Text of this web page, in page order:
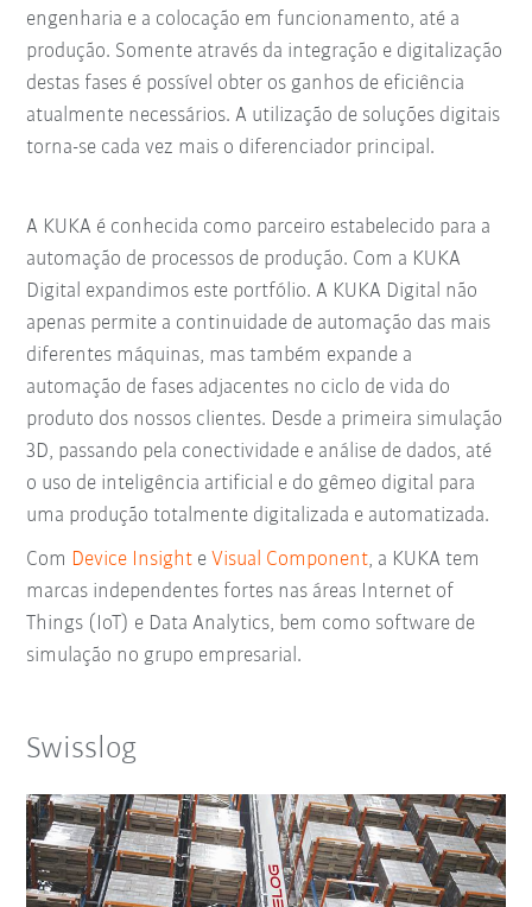
engenharia e a colocação em funcionamento, até a
produção. Somente através da integração e digitalização
destas fases é possível obter os ganhos de eficiência
atualmente necessários. A utilização de soluções digitais
torna-se cada vez mais o diferenciador principal.
A KUKA é conhecida como parceiro estabelecido para a
automação de processos de produção. Com a KUKA
Digital expandimos este portfólio. A KUKA Digital não
apenas permite a continuidade de automação das mais
diferentes máquinas, mas também expande a
automação de fases adjacentes no ciclo de vida do
produto dos nossos clientes. Desde a primeira simulação
3D, passando pela conectividade e análise de dados, até
o uso de inteligência artificial e do gêmeo digital para
uma produção totalmente digitalizada e automatizada.
Com Device Insight eVisual Component, a KUKA tem
marcas independentes fortes nas áreas Internet of
Things (IoT) e Data Analytics, bem como software de
simulação no grupo empresarial.
Swisslog